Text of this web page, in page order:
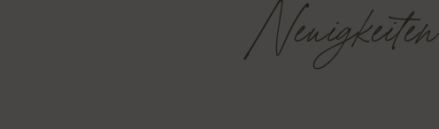
Neuigkeiten